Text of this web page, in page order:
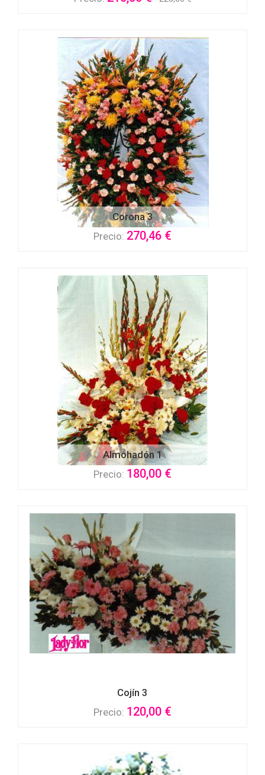
Corona 3
Precio: 270,46 €
Almohadón 1
Precio: 180,00 €
Cojín 3
Precio: 120,00 €